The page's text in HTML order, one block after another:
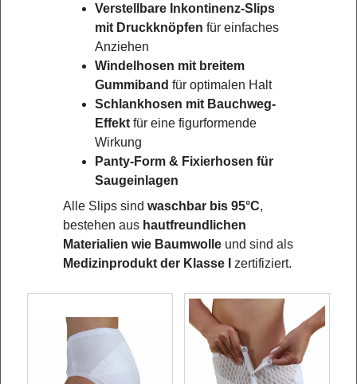
Verstellbare Inkontinenz-Slips
mit Druckknöpfen für einfaches
Anziehen
Windelhosen mit breitem
Gummiband für optimalen Halt
Schlankhosen mit Bauchweg-
Effekt für eine figurformende
Wirkung
Panty-Form & Fixierhosen für
Saugeinlagen
Alle Slips sind waschbar bis 95°C,
bestehen aus hautfreundlichen
Materialien wie Baumwolle und sind als
Medizinprodukt der Klasse I
zertifiziert.